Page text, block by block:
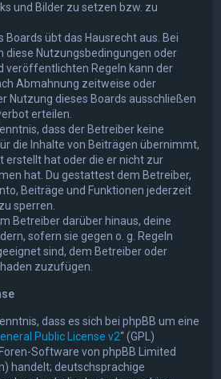
und Bilder zu setzen bzw. zu
Boards übt das Hausrecht aus. Bei
diese Nutzungsbedingungen oder
veröffentlichten Regeln kann der
Abmahnung zeitweise oder
Nutzung dieses Boards ausschließen
erteilen.
dass der Betreiber keine
die Inhalte von Beiträgen übernimmt,
erstellt hat oder die er nicht zur
hat. Du gestattest dem Betreiber,
Beiträge und Funktionen jederzeit
sperren.
Betreiber darüber hinaus, deine
sofern sie gegen o. g. Regeln
sind, dem Betreiber oder
zuzufügen.
dass es sich bei phpBB um eine
Public License v2“ (GPL)
Software von phpBB Limited
handelt; deutschsprachige